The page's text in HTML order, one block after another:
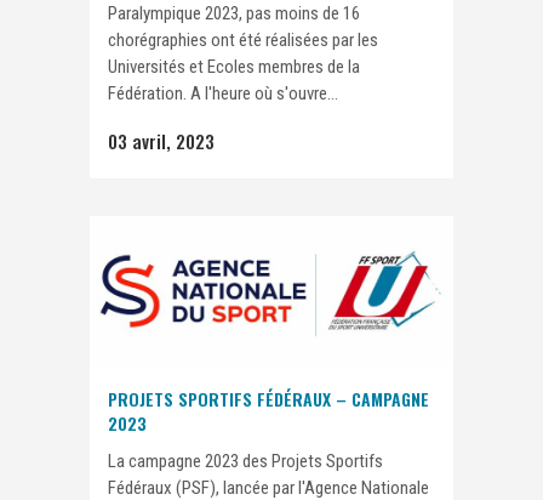
Paralympique 2023, pas moins de 16
chorégraphies ont été réalisées par les
Universités et Ecoles membres de la
Fédération. A l'heure où s'ouvre...
03 avril, 2023
PROJETS SPORTIFS FÉDÉRAUX – CAMPAGNE
2023
La campagne 2023 des Projets Sportifs
Fédéraux (PSF), lancée par l'Agence Nationale